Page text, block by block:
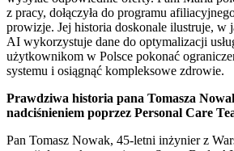
z pracy, dołączyła do programu
prowizje. Jej historia doskonale ilustruje, w
AI wykorzystuje dane do optymalizacji
użytkownikom w Polsce pokonać
systemu i osiągnąć kompleksowe zdrowie.
Prawdziwa historia pana Tomasza
nadciśnieniem poprzez Personal Care
Pan Tomasz Nowak, 45-letni inżynier z